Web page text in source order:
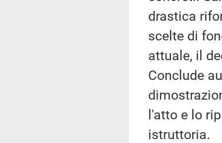
drastica
scelte di
attuale, il
Conclude
l'atto e lo
istruttoria.